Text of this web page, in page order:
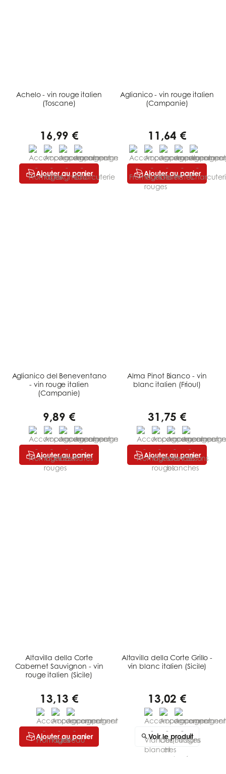
Achelo - vin rouge italien
(Toscane)
16,99 €
Ajouter au panier
Aglianico - vin rouge italien
(Campanie)
11,64 €
Ajouter au panier
Aglianico del Beneventano
- vin rouge italien
(Campanie)
9,89 €
Ajouter au panier
Alma Pinot Bianco - vin
blanc italien (Frioul)
31,75 €
Ajouter au panier
Altavilla della Corte
Cabernet Sauvignon - vin
rouge italien (Sicile)
13,13 €
Ajouter au panier
Altavilla della Corte Grillo -
vin blanc italien (Sicile)
13,02 €
Voir le produit